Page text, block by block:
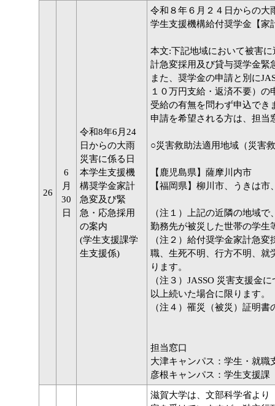
26
6
月
30
日
令和8年6月24
日からの大雨
災害に係る日
本学生支援機
構奨学金家計
急変及び緊
急・応急採用
の案内
(学生支援課学
生支援係)
令和８年６月２４日からの大
学生支援機構給付奨学金【家
本文:下記地域において被害
計急変採用及び貸与奨学金緊
また、奨学金の申請と別に
１０万円支給・返済不要）
受給の有無を問わず申込でき
申請を希望される方は、担当
○災害救助法適用地域（災害
【鹿児島県】薩摩川内市
【福岡県】柳川市、うきは
（注１）上記の近隣の地域
勤務先が被災した世帯の学生
（注２）給付奨学金家計急
職、生死不明、行方不明、就
ります。
（注３）JASSO 災害支援金
以上続いた場合に限ります。
（注４）罹災（被災）証明
担当窓口
大津キャンパス：学生・就職
彦根キャンパス：学生支援課
滋賀大学は、文部科学省より